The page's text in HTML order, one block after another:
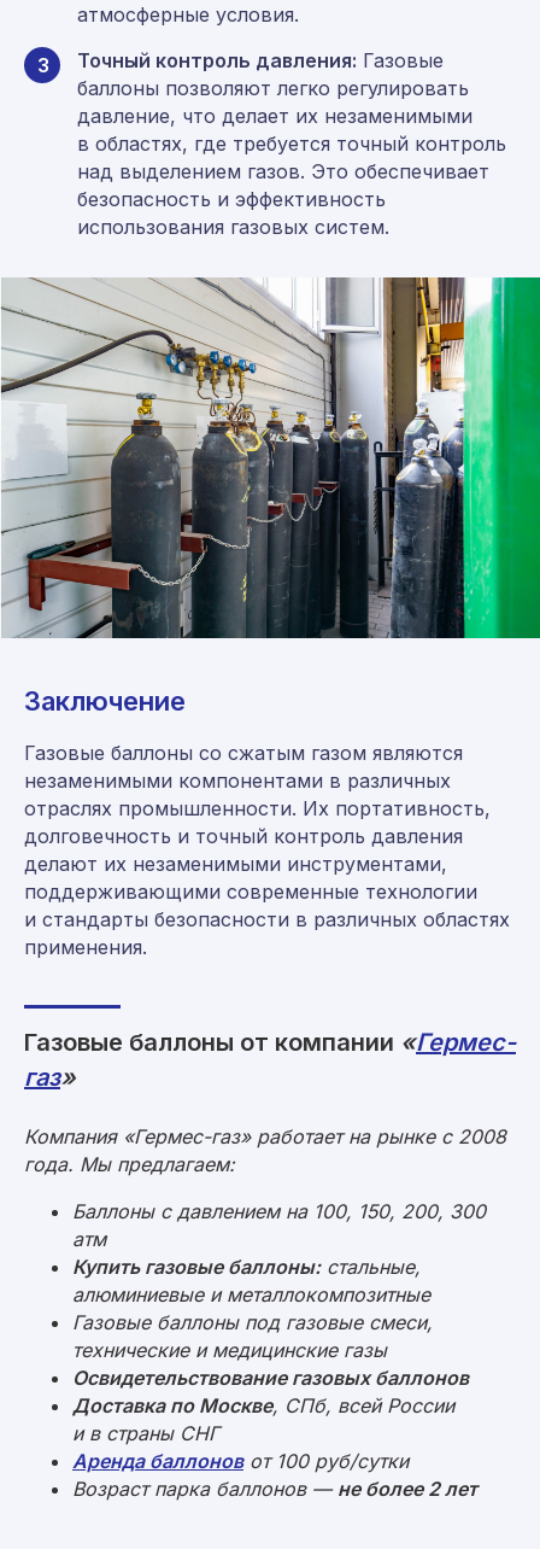
атмосферные условия.
3 Точный контроль давления: Газовые
баллоны позволяют легко регулировать
давление, что делает их незаменимыми
в областях, где требуется точный контроль
над выделением газов. Это обеспечивает
безопасность и эффективность
использования газовых систем.
Заключение
Газовые баллоны со сжатым газом являются
незаменимыми компонентами в различных
отраслях промышленности. Их портативность,
долговечность и точный контроль давления
делают их незаменимыми инструментами,
поддерживающими современные технологии
и стандарты безопасности в различных областях
применения.
Газовые баллоны от компании «Гермес-
газ»
Компания «Гермес-газ» работает на рынке с 2008
года. Мы предлагаем:
Баллоны с давлением на 100, 150, 200, 300
атм
Купить газовые баллоны:стальные,
алюминиевые и металлокомпозитные
Газовые баллоны под газовые смеси,
технические и медицинские газы
Освидетельствование газовых баллонов
Доставка по Москве, СПб, всей России
и в страны СНГ
Аренда баллоновот 100 руб/сутки
Возраст парка баллонов — не более 2 лет
Консультация и заказ:
8 (800) 555-65-59
8 (495) 225-54-25
info@germes-gas.ru
germes-gas.ru
Заказать звонок
Мы находимся по адресу:
Москва, ул. Средняя Калитниковская
26/27с1 (офис 603)
Римская, Нижегородская, Площадь Ильича
пн-пт 09:00-18:00
© 2008–2026 «Гермес-газ»